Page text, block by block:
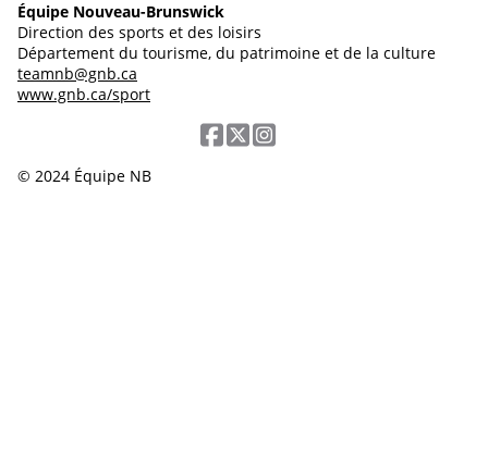
Équipe Nouveau-Brunswick
Direction des sports et des loisirs
Département du tourisme, du patrimoine et de la culture
teamnb@gnb.ca
www.gnb.ca/sport
© 2024 Équipe NB